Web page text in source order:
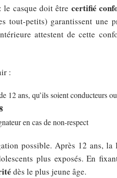
casque doit être certifié
tout-petits) garantissent une
attestent de cette
:
12 ans, qu’ils soient conducteurs
en cas de non-respect
possible. Après 12 ans,
plus exposés. En
dès le plus jeune âge.